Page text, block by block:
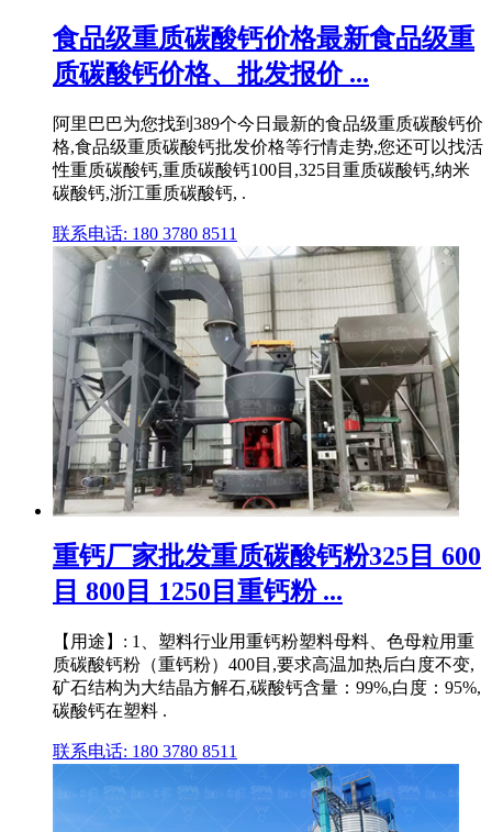
食品级重质碳酸钙价格最新食品级重
质碳酸钙价格、批发报价 ...
阿里巴巴为您找到389个今日最新的食品级重质碳酸钙价
格,食品级重质碳酸钙批发价格等行情走势,您还可以找活
性重质碳酸钙,重质碳酸钙100目,325目重质碳酸钙,纳米
碳酸钙,浙江重质碳酸钙, .
联系电话: 180 3780 8511
重钙厂家批发重质碳酸钙粉325目 600
目 800目 1250目重钙粉 ...
【用途】: 1、塑料行业用重钙粉塑料母料、色母粒用重
质碳酸钙粉（重钙粉）400目,要求高温加热后白度不变,
矿石结构为大结晶方解石,碳酸钙含量：99%,白度：95%,
碳酸钙在塑料 .
联系电话: 180 3780 8511